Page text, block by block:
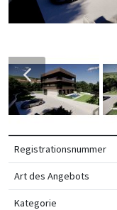
Registrationsnummer
Art des Angebots
Kategorie